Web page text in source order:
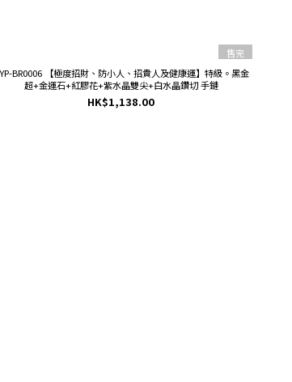
售完
BR0006 【極度招財、防小人、招貴人及健康運】特級。黑金
超+金運石+紅膠花+紫水晶雙尖+白水晶鑽切 手鏈
HK$1,138.00